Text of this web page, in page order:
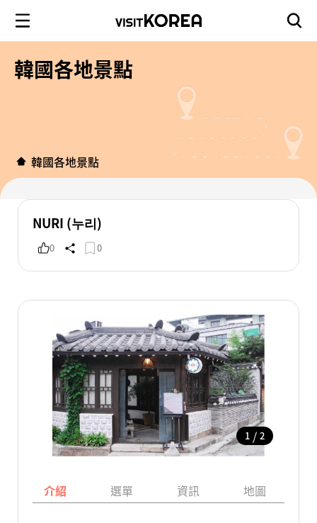
韓國各地景點
韓國各地景點
NURI (누리)
0 0
1 / 2
介紹 選單 資訊 地圖